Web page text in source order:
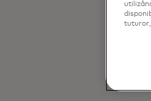
De
tuturor,